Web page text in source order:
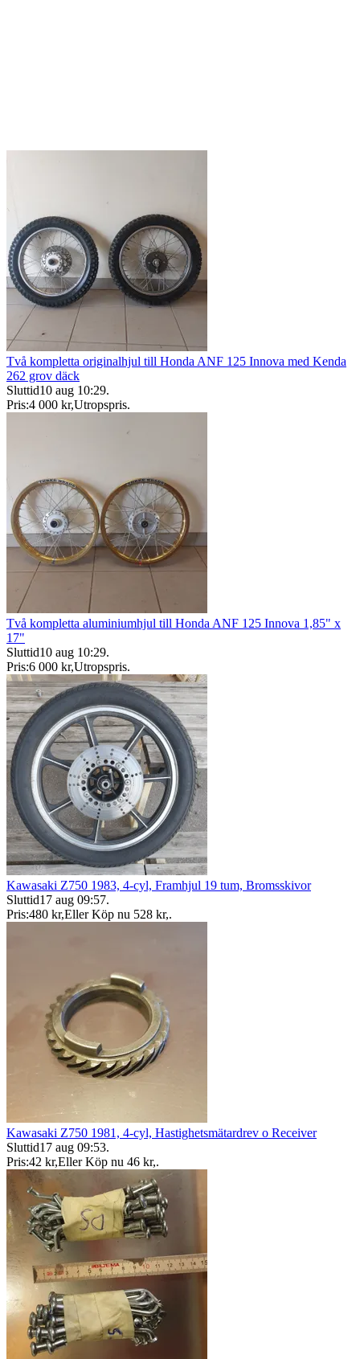
Två kompletta originalhjul till Honda ANF 125 Innova med Kenda
262 grov däck
Sluttid10 aug 10:29.
Pris:4 000 kr,Utropspris.
Två kompletta aluminiumhjul till Honda ANF 125 Innova 1,85" x
17"
Sluttid10 aug 10:29.
Pris:6 000 kr,Utropspris.
Kawasaki Z750 1983, 4-cyl, Framhjul 19 tum, Bromsskivor
Sluttid17 aug 09:57.
Pris:480 kr,Eller Köp nu 528 kr,.
Kawasaki Z750 1981, 4-cyl, Hastighetsmätardrev o Receiver
Sluttid17 aug 09:53.
Pris:42 kr,Eller Köp nu 46 kr,.